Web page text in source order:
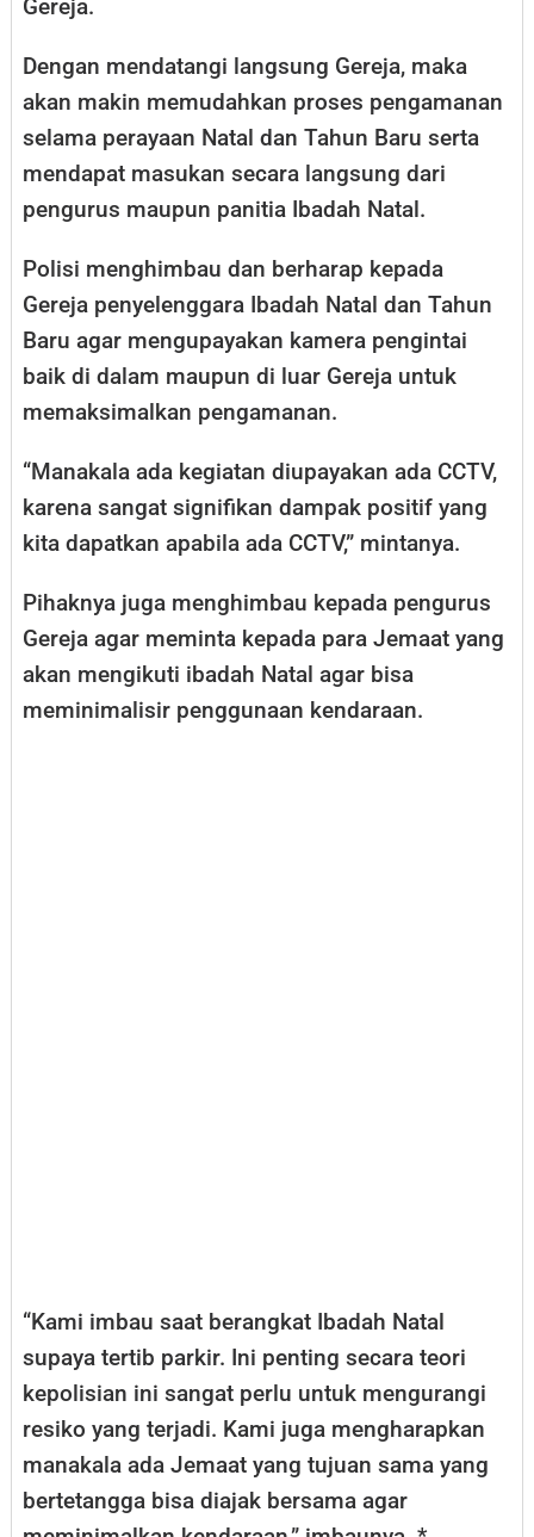
Gereja.
Dengan mendatangi langsung Gereja, maka
akan makin memudahkan proses pengamanan
selama perayaan Natal dan Tahun Baru serta
mendapat masukan secara langsung dari
pengurus maupun panitia Ibadah Natal.
Polisi menghimbau dan berharap kepada
Gereja penyelenggara Ibadah Natal dan Tahun
Baru agar mengupayakan kamera pengintai
baik di dalam maupun di luar Gereja untuk
memaksimalkan pengamanan.
“Manakala ada kegiatan diupayakan ada CCTV,
karena sangat signifikan dampak positif yang
kita dapatkan apabila ada CCTV,” mintanya.
Pihaknya juga menghimbau kepada pengurus
Gereja agar meminta kepada para Jemaat yang
akan mengikuti ibadah Natal agar bisa
meminimalisir penggunaan kendaraan.
“Kami imbau saat berangkat Ibadah Natal
supaya tertib parkir. Ini penting secara teori
kepolisian ini sangat perlu untuk mengurangi
resiko yang terjadi. Kami juga mengharapkan
manakala ada Jemaat yang tujuan sama yang
bertetangga bisa diajak bersama agar